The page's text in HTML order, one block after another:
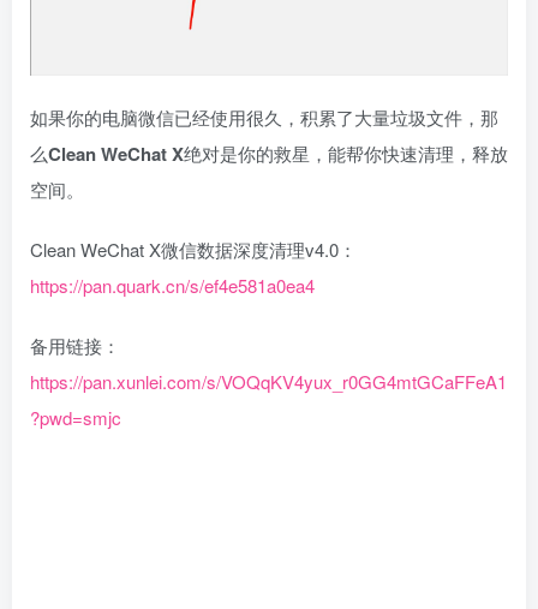
如果你的电脑微信已经使用很久，积累了大量垃圾文件，那
么Clean WeChat X绝对是你的救星，能帮你快速清理，释放
空间。
Clean WeChat X微信数据深度清理v4.0：
https://pan.quark.cn/s/ef4e581a0ea4
备用链接：
https://pan.xunlei.com/s/VOQqKV4yux_r0GG4mtGCaFFeA1
?pwd=smjc